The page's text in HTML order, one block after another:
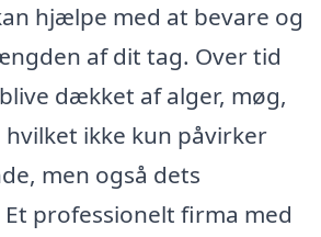
hjælpe med at bevare og
af dit tag. Over tid
dækket af alger, møg,
hvilket ikke kun påvirker
men også dets
professionelt firma med